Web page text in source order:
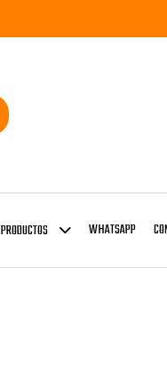
PRODUCTOS WHATSAPP